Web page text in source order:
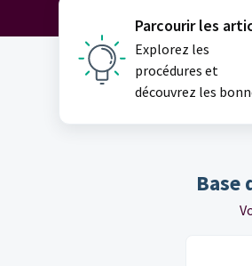
Parcourir les
Explorez les
procédures et
découvrez les
Base